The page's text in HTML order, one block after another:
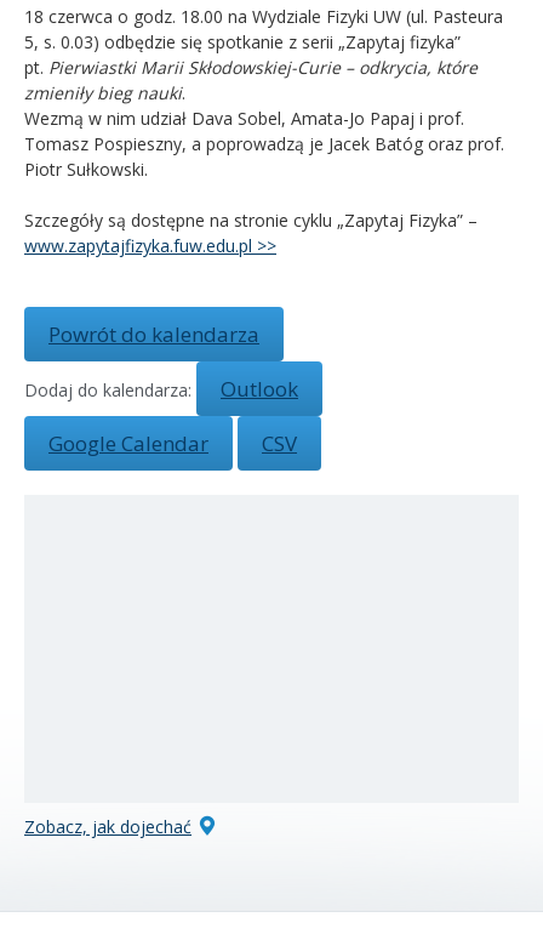
Kandydat
Absolwent
18 czerwca o godz. 18.00 na Wydziale Fizyki UW (ul. Pasteura
5, s. 0.03) odbędzie się spotkanie z serii „Zapytaj fizyka”
pt. Pierwiastki Marii Skłodowskiej-Curie – odkrycia, które
zmieniły bieg nauki.
Wezmą w nim udział Dava Sobel, Amata-Jo Papaj i prof.
Tomasz Pospieszny, a poprowadzą je Jacek Batóg oraz prof.
Piotr Sułkowski.
Szczegóły są dostępne na stronie cyklu „Zapytaj Fizyka” –
www.zapytajfizyka.fuw.edu.pl >>
Powrót do kalendarza
Dodaj do kalendarza:
Outlook
Google Calendar
CSV
Zobacz, jak dojechać